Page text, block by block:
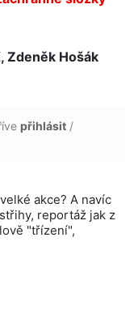
Zdeněk Hošák
přihlásit /
akce? A navíc
reportáž jak z
"třízení",